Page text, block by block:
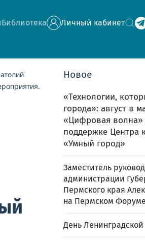
Библиотека Личный кабинет
Новое
«Технологии,
города»: август в
«Цифровая волна»
поддержке Центра
«Умный город»
Заместитель
администрации
Пермского края
на Пермском
День Ленинградской